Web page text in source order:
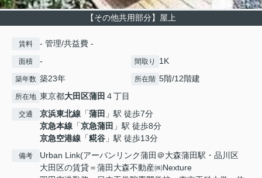
【その他共用部分】屋上
賃料 - 管理/共益費 -
面積 - 間取り 1K
築年数 築23年 所在階 5階/12階建
所在地 東京都大田区蒲田 ４丁目
交通 京浜東北線 「蒲田 」駅 徒歩7分
京急本線 「京急蒲田 」駅 徒歩8分
京急空港線 「糀谷 」駅 徒歩13分
備考
Urban Link(アーバンリンク蒲田＠大森蒲田駅・品川区
大田区の賃貸＝蒲田大森不動産㈱Nexture